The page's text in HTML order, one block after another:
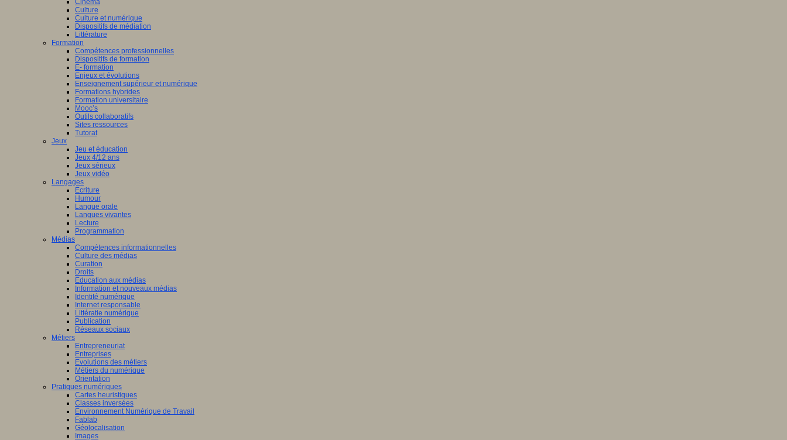
Cinéma
Culture
Culture et numérique
Dispositifs de médiation
Littérature
Formation
Compétences professionnelles
Dispositifs de formation
E- formation
Enjeux et évolutions
Enseignement supérieur et numérique
Formations hybrides
Formation universitaire
Mooc’s
Outils collaboratifs
Sites ressources
Tutorat
Jeux
Jeu et éducation
Jeux 4/12 ans
Jeux sérieux
Jeux vidéo
Langages
Ecriture
Humour
Langue orale
Langues vivantes
Lecture
Programmation
Médias
Compétences informationnelles
Culture des médias
Curation
Droits
Education aux médias
Information et nouveaux médias
Identité numérique
Internet responsable
Littératie numérique
Publication
Réseaux sociaux
Métiers
Entrepreneuriat
Entreprises
Evolutions des métiers
Métiers du numérique
Orientation
Pratiques numériques
Cartes heuristiques
Classes inversées
Environnement Numérique de Travail
Fablab
Géolocalisation
Images